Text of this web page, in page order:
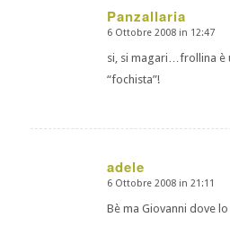
Panzallaria
dice:
6 Ottobre 2008 in 12:47
si, si magari…frollina è
“fochista”!
adele
dice:
6 Ottobre 2008 in 21:11
Bè ma Giovanni dove